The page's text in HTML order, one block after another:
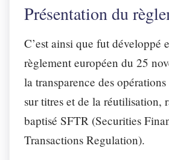
Présentation du
C’est ainsi que fut développé
règlement européen du 25
la transparence des
sur titres et de la réutilisation,
baptisé SFTR (Securities
Transactions Regulation).